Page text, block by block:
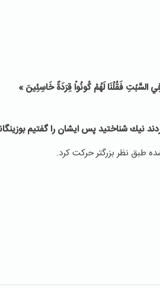
السَّبْتِ فَقُلْنَا لَهُمْ كُونُواْ قِرَدَةً خَاسِئِينَ »
نيك شناختيد پس ايشان را گفتيم
طبق نظر بزرگتر حرکت کرد.